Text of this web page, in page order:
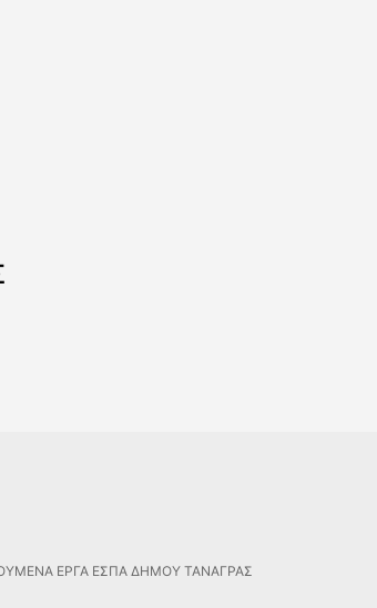
ΕΡΓΑ ΕΣΠΑ ΔΗΜΟΥ ΤΑΝΑΓΡΑΣ